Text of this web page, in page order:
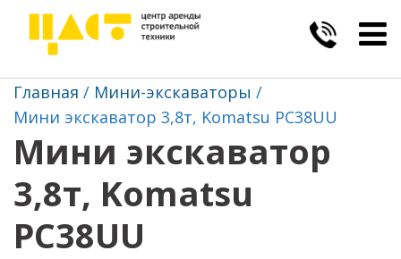
Главная
Мини-экскаваторы
Мини экскаватор 3,8т, Komatsu PC38UU
Мини экскаватор
3,8т, Komatsu
PC38UU